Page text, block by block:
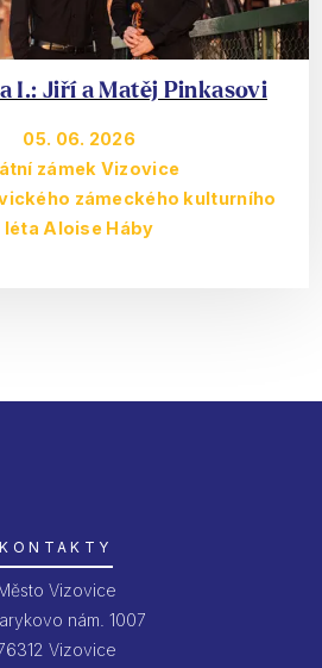
I.: Jiří a Matěj Pinkasovi
05. 06. 2026
zámek Vizovice
zámeckého kulturního
léta Aloise Háby
KONTAKTY
Vizovice
nám. 1007
Vizovice